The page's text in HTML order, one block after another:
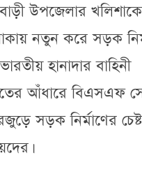
উপজেলার
নতুন করে সড়ক
হানাদার বাহিনী
আঁধারে বিএসএফ
সড়ক নির্মাণের